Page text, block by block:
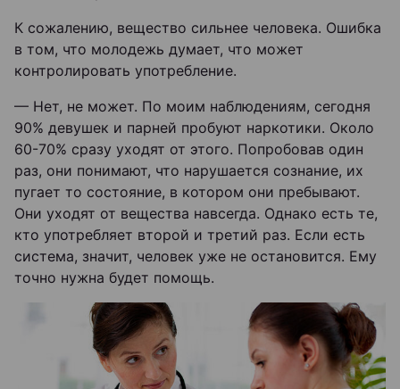
К сожалению, вещество сильнее человека. Ошибка
в том, что молодежь думает, что может
контролировать употребление.
— Нет, не может. По моим наблюдениям, сегодня
90% девушек и парней пробуют наркотики. Около
60-70% сразу уходят от этого. Попробовав один
раз, они понимают, что нарушается сознание, их
пугает то состояние, в котором они пребывают.
Они уходят от вещества навсегда. Однако есть те,
кто употребляет второй и третий раз. Если есть
система, значит, человек уже не остановится. Ему
точно нужна будет помощь.